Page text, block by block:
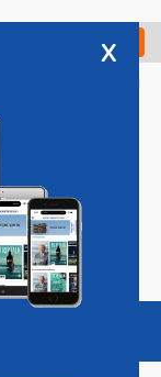
Check in
Vacatures
x